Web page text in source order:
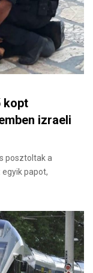
kopt
izraeli
posztoltak a
papot,